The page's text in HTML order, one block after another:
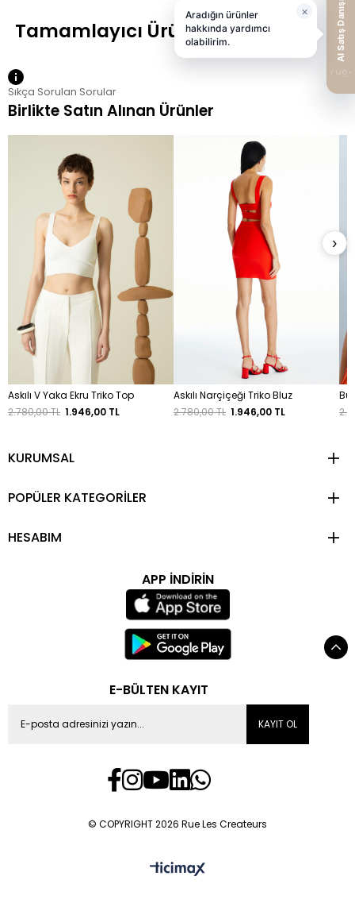
Sıkça Sorulan Sorular
Birlikte Satın Alınan Ürünler
Askılı V Yaka Ekru Triko Top
2.780,00 TL 1.946,00 TL
Askılı Narçiçeği Triko Bluz
2.780,00 TL 1.946,00 TL
›
KURUMSAL
POPÜLER KATEGORİLER
HESABIM
APP İNDİRİN
E-BÜLTEN KAYIT
KAYIT OL
© COPYRIGHT 2026 Rue Les Createurs